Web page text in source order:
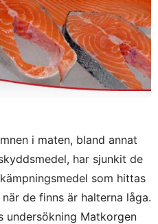
i maten, bland annat
har sjunkit de
som hittas
de finns är halterna låga.
undersökning Matkorgen